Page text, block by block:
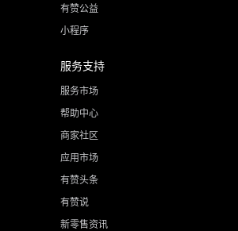
有赞公益
小程序
服务支持
服务市场
帮助中心
商家社区
应用市场
有赞头条
有赞说
新零售资讯